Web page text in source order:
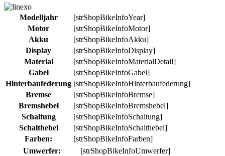
Modelljahr
[strShopBikeInfoYear]
Motor
[strShopBikeInfoMotor]
Akku
[strShopBikeInfoAkku]
Display
[strShopBikeInfoDisplay]
Material
[strShopBikeInfoMaterialDetail]
Gabel
[strShopBikeInfoGabel]
Hinterbaufederung [strShopBikeInfoHinterbaufederung]
Bremse
[strShopBikeInfoBremse]
Bremshebel
[strShopBikeInfoBremshebel]
Schaltung
[strShopBikeInfoSchaltung]
Schalthebel
[strShopBikeInfoSchalthebel]
Farben:
[strShopBikeInfoFarben]
Umwerfer:
[strShopBikeInfoUmwerfer]